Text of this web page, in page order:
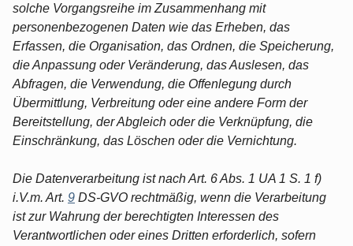
solche Vorgangsreihe im Zusammenhang mit
personenbezogenen Daten wie das Erheben, das
Erfassen, die Organisation, das Ordnen, die Speicherung,
die Anpassung oder Veränderung, das Auslesen, das
Abfragen, die Verwendung, die Offenlegung durch
Übermittlung, Verbreitung oder eine andere Form der
Bereitstellung, der Abgleich oder die Verknüpfung, die
Einschränkung, das Löschen oder die Vernichtung.
Die Datenverarbeitung ist nach Art. 6 Abs. 1 UA 1 S. 1 f)
i.V.m. Art. 9 DS-GVO rechtmäßig, wenn die Verarbeitung
ist zur Wahrung der berechtigten Interessen des
Verantwortlichen oder eines Dritten erforderlich, sofern